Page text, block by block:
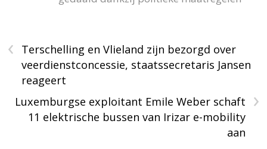
‹
Terschelling en Vlieland zijn bezorgd over
veerdienstconcessie, staatssecretaris Jansen
reageert
›
Luxemburgse exploitant Emile Weber schaft
11 elektrische bussen van Irizar e-mobility
aan